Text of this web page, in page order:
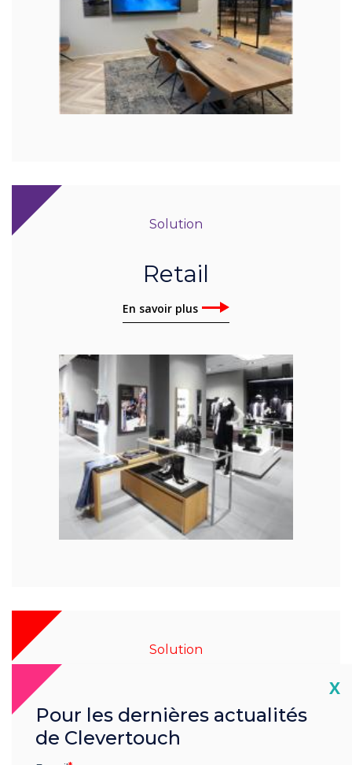
Solution
Retail
En savoir plus
Solution
Santé
En savoir plus
X
Pour les dernières actualités
de Clevertouch